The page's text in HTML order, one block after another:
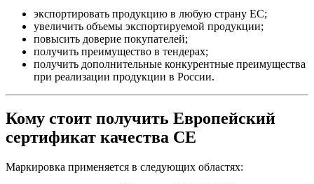
экспортировать продукцию в любую страну ЕС;
увеличить объемы экспортируемой продукции;
повысить доверие покупателей;
получить преимущество в тендерах;
получить дополнительные конкурентные преимущества
при реализации продукции в России.
Кому стоит получить Европейский
сертификат качества СЕ
Маркировка применяется в следующих областях: